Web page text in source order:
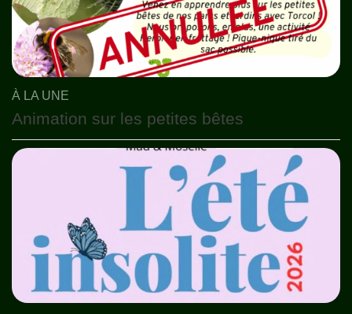
À LA UNE
Animation sur les petites bêtes